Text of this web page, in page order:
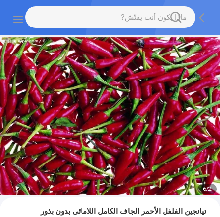
2
/
6
تيانجين الفلفل الأحمر الجاف الكامل اللامائى بدون بذور